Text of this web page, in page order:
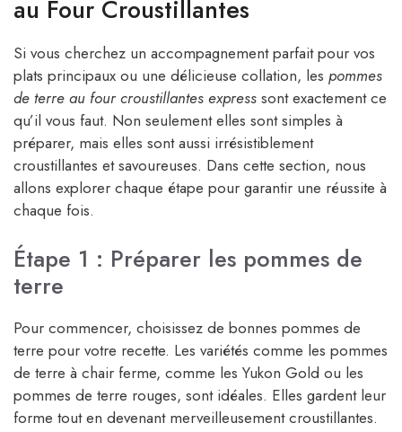
au Four Croustillantes
Si vous cherchez un accompagnement parfait pour vos
plats principaux ou une délicieuse collation, les pommes
de terre au four croustillantes express sont exactement ce
qu’il vous faut. Non seulement elles sont simples à
préparer, mais elles sont aussi irrésistiblement
croustillantes et savoureuses. Dans cette section, nous
allons explorer chaque étape pour garantir une réussite à
chaque fois.
Étape 1 : Préparer les pommes de
terre
Pour commencer, choisissez de bonnes pommes de
terre pour votre recette. Les variétés comme les pommes
de terre à chair ferme, comme les Yukon Gold ou les
pommes de terre rouges, sont idéales. Elles gardent leur
forme tout en devenant merveilleusement croustillantes.